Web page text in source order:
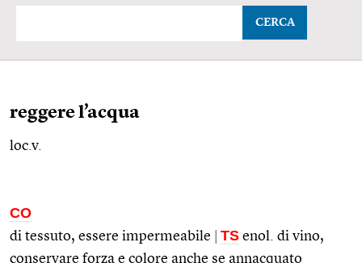
CERCA
reggere l’acqua
loc.v.
CO
di tessuto, essere impermeabile TS enol.
di vino,
conservare forza e colore anche se annacquato